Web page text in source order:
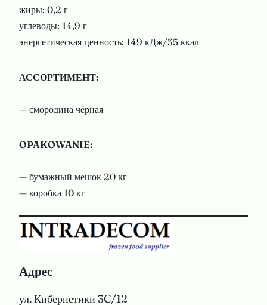
жиры: 0,2 г
углеводы: 14,9 г
энергетическая ценность: 149 кДж/35 ккал
АССОРТИМЕНТ:
— смородина чёрная
OPAKOWANIE:
— бумажный мешок 20 кг
— коробка 10 кг
Адрес
ул. Кибернетики 3C/12